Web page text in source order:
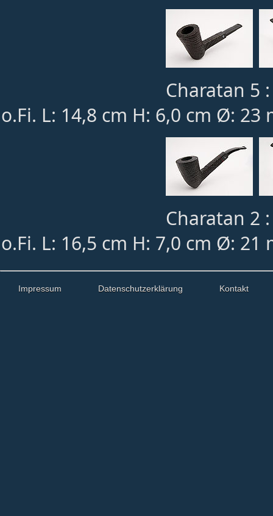
Charatan 5
o.Fi. L: 14,8 cm H: 6,0 cm Ø: 23
Charatan 2
o.Fi. L: 16,5 cm H: 7,0 cm Ø: 21
Impressum Datenschutzerklärung Kontakt